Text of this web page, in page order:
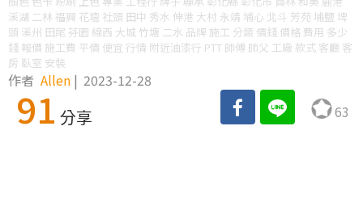
溪湖 二林 福興 花壇 社頭 田中 秀水 伸港 大村 永靖 埔心 北斗 芳苑 埔鹽 埤
頭 溪州 田尾 芬園 線西 大城 竹塘 二水 品牌 施工 分類 價錢 價格 費用 多少
錢 報價 施工費 平價 便宜 行情 附近油漆行 PTT 師傅 師父 工廠 款式 客廳 客
房 臥室 安裝
作者 Allen | 2023-12-28
91 分享 63